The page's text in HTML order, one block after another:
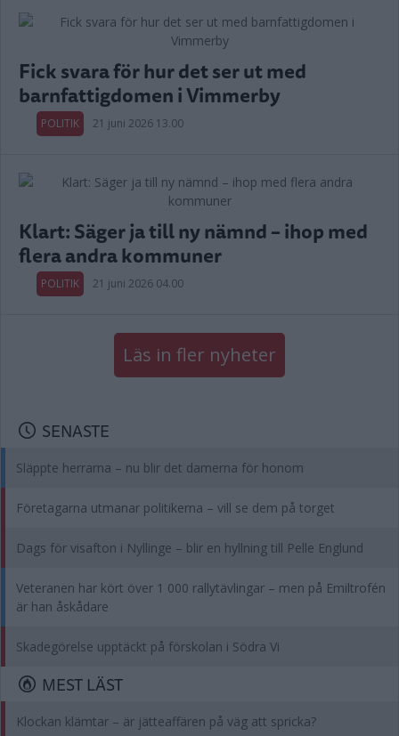
Fick svara för hur det ser ut med
barnfattigdomen i Vimmerby
POLITIK 21 juni 2026 13.00
Klart: Säger ja till ny nämnd – ihop med
flera andra kommuner
POLITIK 21 juni 2026 04.00
Läs in fler nyheter
SENASTE
Släppte herrarna – nu blir det damerna för honom
Företagarna utmanar politikerna – vill se dem på torget
Dags för visafton i Nyllinge – blir en hyllning till Pelle Englund
Veteranen har kört över 1 000 rallytävlingar – men på Emiltrofén
är han åskådare
Skadegörelse upptäckt på förskolan i Södra Vi
MEST LÄST
Klockan klämtar – är jätteaffären på väg att spricka?